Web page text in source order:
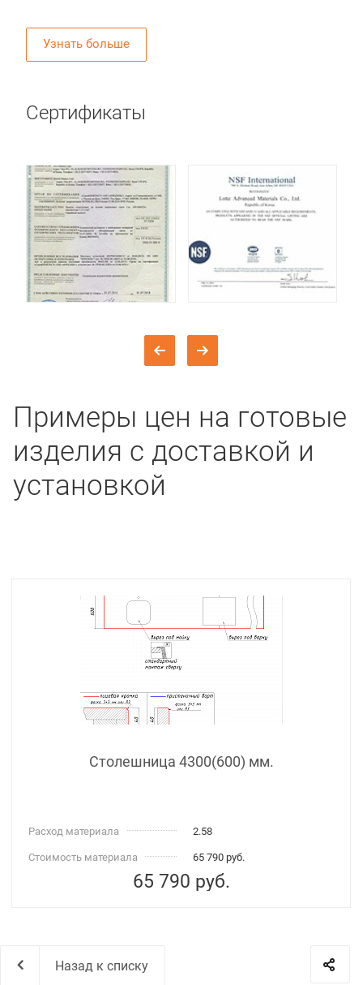
Узнать больше
Сертификаты
Примеры цен на готовые
изделия с доставкой и
установкой
Столешница 4300(600) мм.
Расход материала 2.58
Стоимость материала 65 790 руб.
65 790 руб.
Назад к списку